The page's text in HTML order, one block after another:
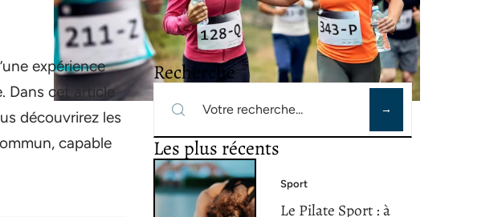
expérience
Dans cet article
découvrirez les
capable
Recherche
Les plus récents
Sport
Le Pilate Sport : à